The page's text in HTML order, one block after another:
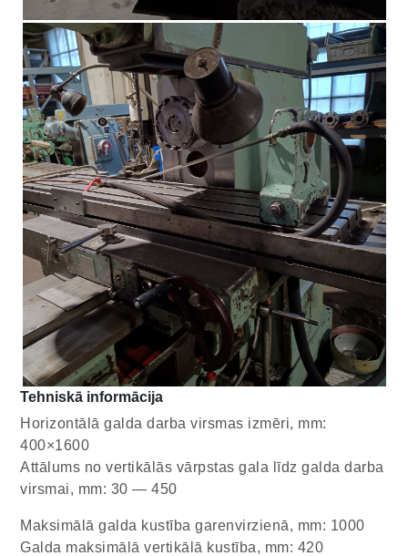
Tehniskā informācija
Horizontālā galda darba virsmas izmēri, mm:
400×1600
Attālums no vertikālās vārpstas gala līdz galda darba
virsmai, mm: 30 — 450
Maksimālā galda kustība garenvirzienā, mm: 1000
Galda maksimālā vertikālā kustība, mm: 420